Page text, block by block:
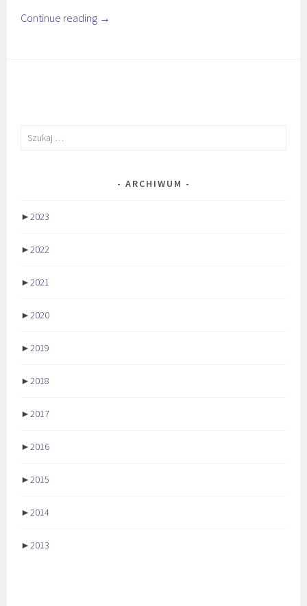
Continue reading →
Szukaj:
ARCHIWUM
►2023
►2022
►2021
►2020
►2019
►2018
►2017
►2016
►2015
►2014
►2013